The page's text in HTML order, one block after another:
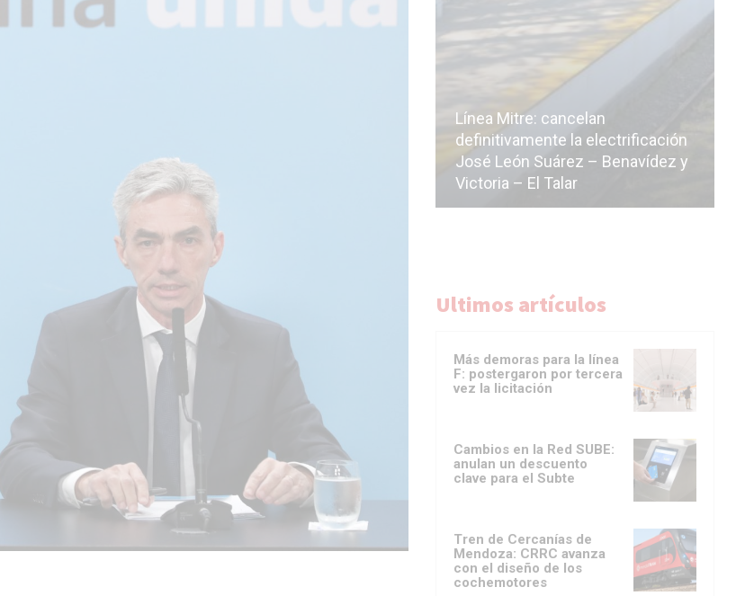
de baja la construcción de la
estación Nordelta
Línea Mitre: cancelan
definitivamente la electrificación
José León Suárez – Benavídez y
Victoria – El Talar
Ultimos artículos
Más demoras para la línea
F: postergaron por tercera
vez la licitación
Cambios en la Red SUBE:
anulan un descuento
clave para el Subte
Tren de Cercanías de
Mendoza: CRRC avanza
con el diseño de los
cochemotores